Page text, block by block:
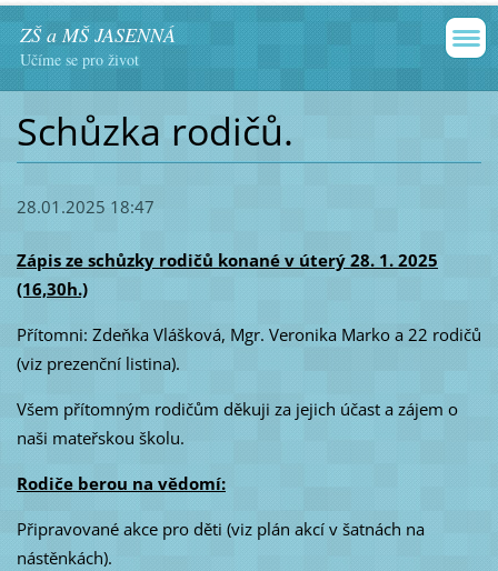
ZŠ a MŠ JASENNÁ
Učíme se pro život
Schůzka rodičů.
28.01.2025 18:47
Zápis ze schůzky rodičů konané v úterý 28. 1. 2025
(16,30h.)
Přítomni: Zdeňka Vlášková, Mgr. Veronika Marko a 22 rodičů
(viz prezenční listina).
Všem přítomným rodičům děkuji za jejich účast a zájem o
naši mateřskou školu.
Rodiče berou na vědomí:
Připravované akce pro děti (viz plán akcí v šatnách na
nástěnkách).